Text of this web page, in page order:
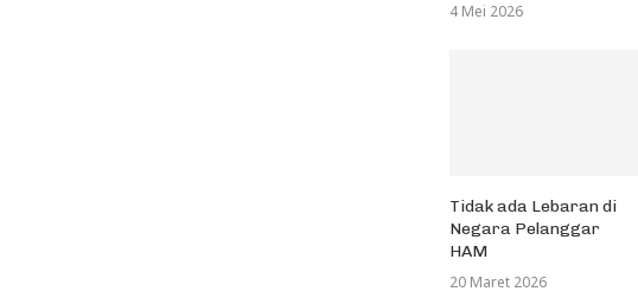
4 Mei 2026
Tidak ada Lebaran di
Negara Pelanggar
HAM
20 Maret 2026